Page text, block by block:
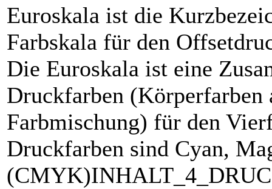
Euroskala ist die
Farbskala für den
Die Euroskala ist eine
Druckfarben (Körperfarben
Farbmischung) für den
Druckfarben sind Cyan,